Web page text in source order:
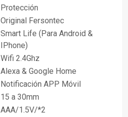
Protección
Original Fersontec
Smart Life (Para Android &
IPhone)
Wifi 2.4Ghz
Alexa & Google Home
Notificación APP Móvil
15 a 30mm
AAA/1.5V/*2